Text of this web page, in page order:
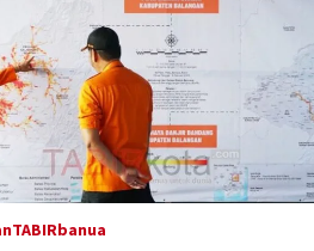
TABIRbanua